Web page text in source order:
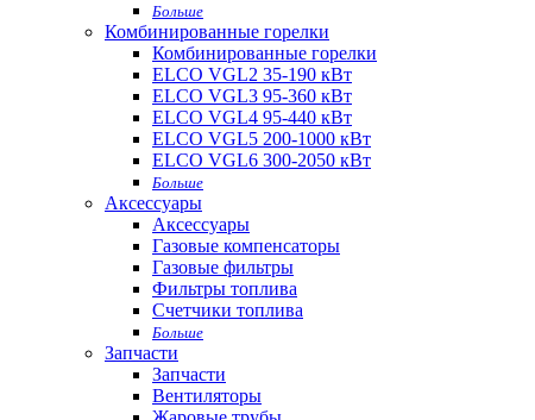
Больше
Комбинированные горелки
Комбинированные горелки
ELCO VGL2 35-190 кВт
ELCO VGL3 95-360 кВт
ELCO VGL4 95-440 кВт
ELCO VGL5 200-1000 кВт
ELCO VGL6 300-2050 кВт
Больше
Аксессуары
Аксессуары
Газовые компенсаторы
Газовые фильтры
Фильтры топлива
Счетчики топлива
Больше
Запчасти
Запчасти
Вентиляторы